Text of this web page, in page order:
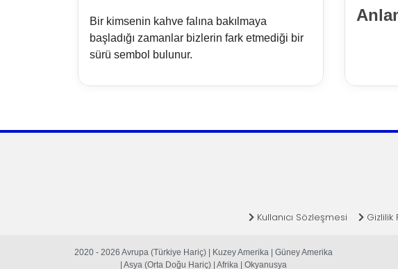
Bir kimsenin kahve falına bakılmaya
başladığı zamanlar bizlerin fark etmediği bir
sürü sembol bulunur.
Kullanıcı Sözleşmesi Gizlilik
2020 - 2026 Avrupa (Türkiye Hariç) | Kuzey Amerika | Güney Amerika
| Asya (Orta Doğu Hariç) | Afrika | Okyanusya